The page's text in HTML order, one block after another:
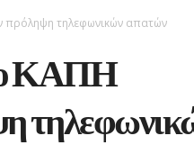
πρόληψη τηλεφωνικών απατών
ΚΑΠΗ